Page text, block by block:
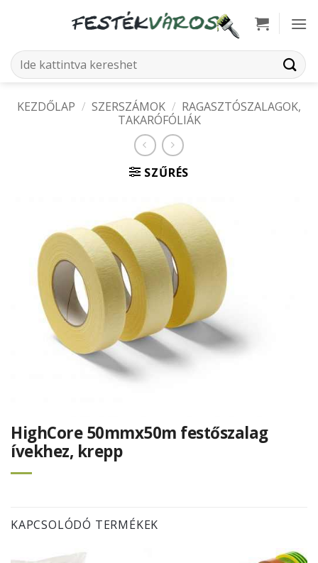
Keresés
a
KEZDŐLAP / SZERSZÁMOK / RAGASZTÓSZALAGOK,
TAKARÓFÓLIÁK
SZŰRÉS
HighCore 50mmx50m festőszalag
ívekhez, krepp
KAPCSOLÓDÓ TERMÉKEK